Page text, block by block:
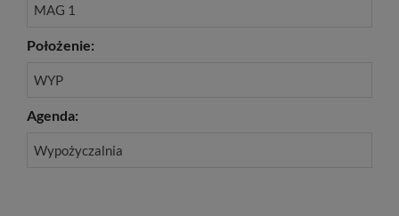
MAG 1
Położenie:
WYP
Agenda:
Wypożyczalnia